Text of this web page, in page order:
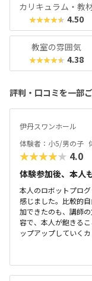
カリキュラム・教
★★★★★ 4.50
教室の雰囲気
★★★★★ 4.38
評判・口コミを一部
伊丹スワンホール
体験者：小5/男の子
★★★★★ 4.0
体験参加後、本人
本人のロボットプロ
感じました。比較的
加できたのも、講師
容で、本人が飽きる
ップアップしていく
あり、送迎しやすい
たので、タイミング
は、広くて、とても
が待って過ごすのも